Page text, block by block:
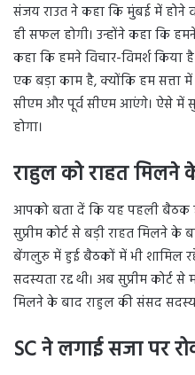
संजय राउत ने कहा कि मुंबई में
ही सफल होगी। उन्होंने कहा कि हमने
कहा कि हमने विचार-विमर्श
एक बड़ा काम है, क्योंकि हम सत्ता
सीएम और पूर्व सीएम आएंगे। ऐसे में
होगा।
राहुल को राहत
आपको बता दें कि यह पहली बैठक
सुप्रीम कोर्ट से बड़ी राहत मिलने के
बेंगलुरु में हुई बैठकों में भी शामिल
सदस्यता रद्द थी। अब सुप्रीम कोर्ट
मिलने के बाद राहुल की संसद
SC ने लगाई सजा पर